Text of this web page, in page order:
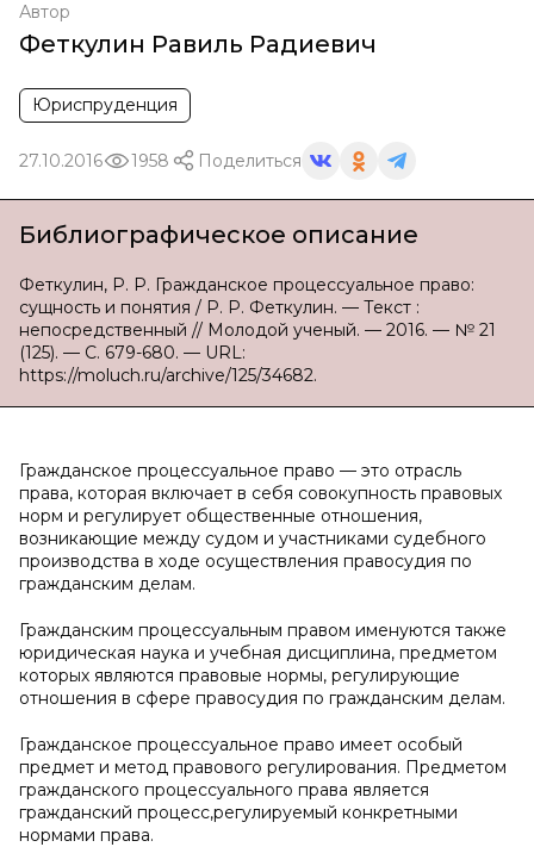
Автор
Феткулин Равиль Радиевич
Юриспруденция
27.10.2016 1958 Поделиться
Библиографическое описание
Феткулин, Р. Р. Гражданское процессуальное право:
сущность и понятия / Р. Р. Феткулин. — Текст :
непосредственный // Молодой ученый. — 2016. — № 21
(125). — С. 679-680. — URL:
https://moluch.ru/archive/125/34682.
Гражданское процессуальное право — это отрасль
права, которая включает в себя совокупность правовых
норм и регулирует общественные отношения,
возникающие между судом и участниками судебного
производства в ходе осуществления правосудия по
гражданским делам.
Гражданским процессуальным правом именуются также
юридическая наука и учебная дисциплина, предметом
которых являются правовые нормы, регулирующие
отношения в сфере правосудия по гражданским делам.
Гражданское процессуальное право имеет особый
предмет и метод правового регулирования. Предметом
гражданского процессуального права является
гражданский процесс,регулируемый конкретными
нормами права.